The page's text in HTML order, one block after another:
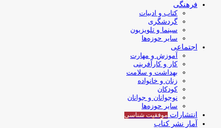
فرهنگی
کتاب و ادبیات
گردشگری
سینما و تلویزیون
سایر حوزه‌ها
اجتماعی
آموزش و مهارت
کار و کارآفرینی
بهداشت و سلامت
زنان و خانواده
کودکان
نوجوانان و جوانان
سایر حوزه‌ها
انتشارات موفقیت‌ شناسی
آمار نشر کتاب